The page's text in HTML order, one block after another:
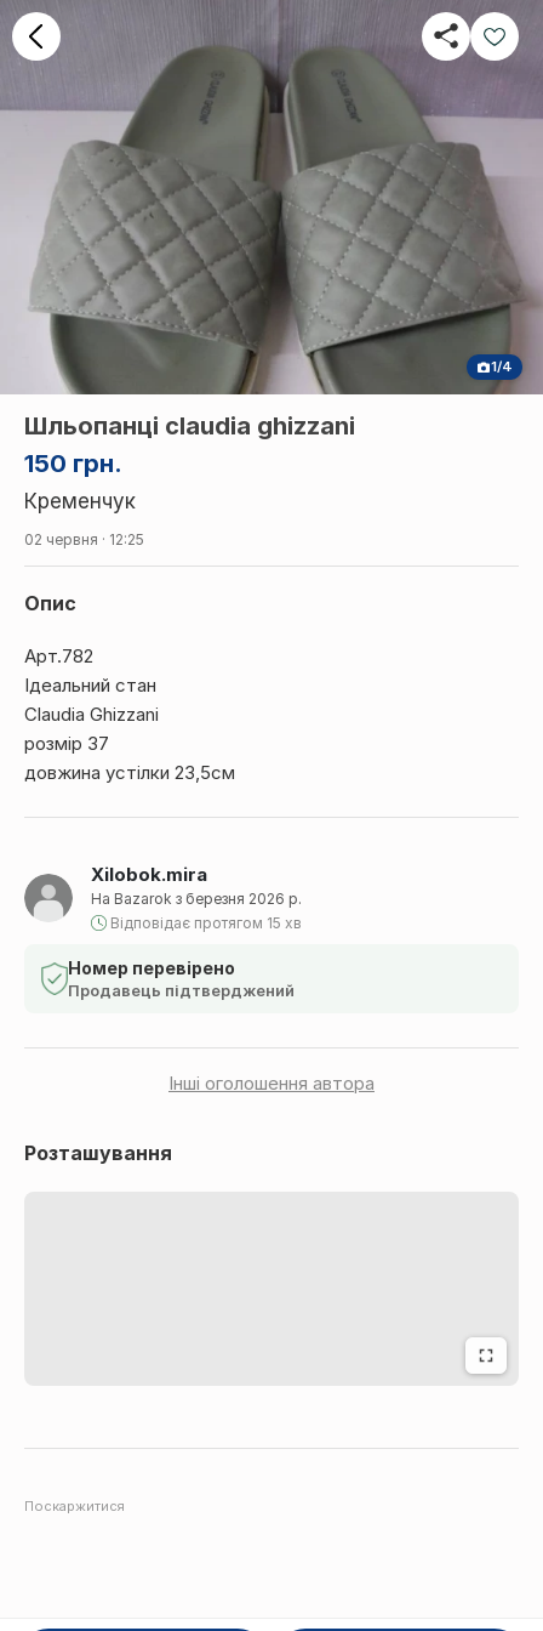
1/4
150 грн.
Шльопанці claudia ghizzani
Кременчук
02 червня · 12:25
Xilobok.mira
На Bazarok з березня 2026 р.
Відповідає протягом 15 хв
Номер перевірено
Продавець підтверджений
Інші оголошення автора
Опис
Арт.782
Ідеальний стан
Claudia Ghizzani
розмір 37
довжина устілки 23,5см
Розташування
Поскаржитися